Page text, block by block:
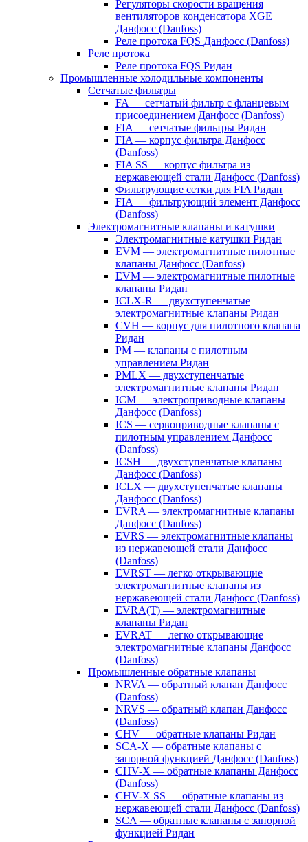
Регуляторы скорости вращения
вентиляторов конденсатора XGE
Данфосс (Danfoss)
Реле протока FQS Данфосс (Danfoss)
Реле протока
Реле протока FQS Ридан
Промышленные холодильные компоненты
Сетчатые фильтры
FA — сетчатый фильтр с фланцевым
присоединением Данфосс (Danfoss)
FIA — сетчатые фильтры Ридан
FIA — корпус фильтра Данфосс
(Danfoss)
FIA SS — корпус фильтра из
нержавеющей стали Данфосс (Danfoss)
Фильтрующие сетки для FIA Ридан
FIA — фильтрующий элемент Данфосс
(Danfoss)
Электромагнитные клапаны и катушки
Электромагнитные катушки Ридан
EVM — электромагнитные пилотные
клапаны Данфосс (Danfoss)
EVM — электромагнитные пилотные
клапаны Ридан
ICLX-R — двухступенчатые
электромагнитные клапаны Ридан
CVH — корпус для пилотного клапана
Ридан
PM — клапаны с пилотным
управлением Ридан
PMLX — двухступенчатые
электромагнитные клапаны Ридан
ICM — электроприводные клапаны
Данфосс (Danfoss)
ICS — сервоприводные клапаны с
пилотным управлением Данфосс
(Danfoss)
ICSH — двухступенчатые клапаны
Данфосс (Danfoss)
ICLX — двухступенчатые клапаны
Данфосс (Danfoss)
EVRA — электромагнитные клапаны
Данфосс (Danfoss)
EVRS — электромагнитные клапаны
из нержавеющей стали Данфосс
(Danfoss)
EVRST — легко открывающие
электромагнитные клапаны из
нержавеющей стали Данфосс (Danfoss)
EVRA(T) — электромагнитные
клапаны Ридан
EVRAT — легко открывающие
электромагнитные клапаны Данфосс
(Danfoss)
Промышленные обратные клапаны
NRVA — обратный клапан Данфосс
(Danfoss)
NRVS — обратный клапан Данфосс
(Danfoss)
CHV — обратные клапаны Ридан
SCA-X — обратные клапаны с
запорной функцией Данфосс (Danfoss)
CHV-X — обратные клапаны Данфосс
(Danfoss)
CHV-X SS — обратные клапаны из
нержавеющей стали Данфосс (Danfoss)
SCA — обратные клапаны с запорной
функцией Ридан